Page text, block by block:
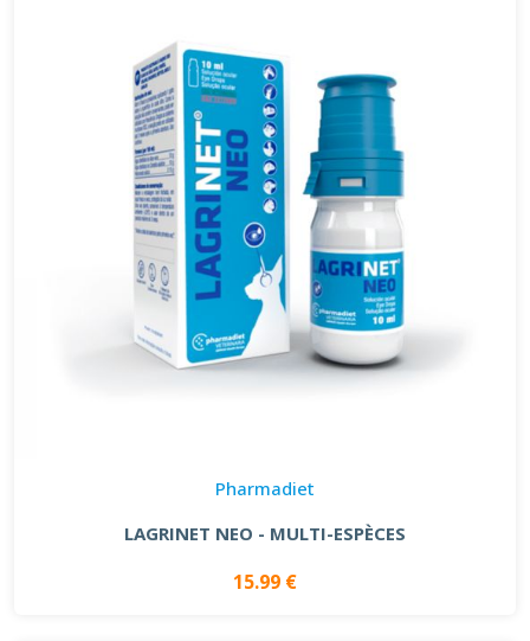
Pharmadiet
LAGRINET NEO - MULTI-ESPÈCES
15.99 €